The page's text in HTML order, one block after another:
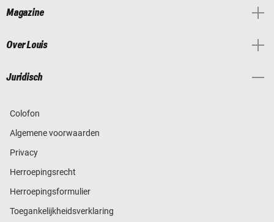
Magazine
Over Louis
Juridisch
Colofon
Algemene voorwaarden
Privacy
Herroepingsrecht
Herroepingsformulier
Toegankelijkheidsverklaring